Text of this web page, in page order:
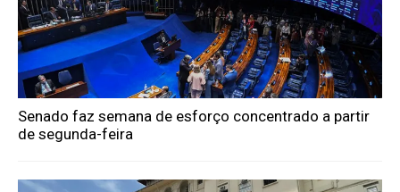
Senado faz semana de esforço concentrado a partir
de segunda-feira